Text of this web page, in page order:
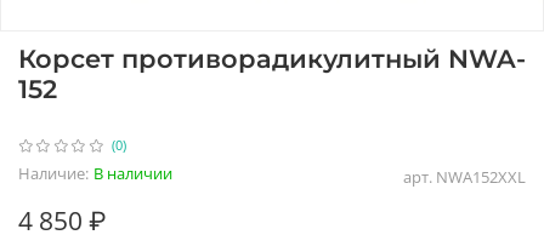
(0)
арт. NWA152ХХL
Наличие: В наличии
Корсет противорадикулитный NWA-
152
4 850 ₽